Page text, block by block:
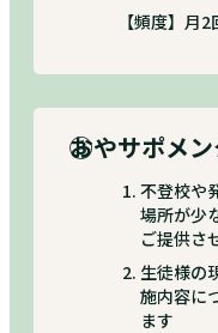
【頻度】月2
③
おやサポメ
不登校や
場所が少
ご提供さ
生徒様の
施内容に
ます